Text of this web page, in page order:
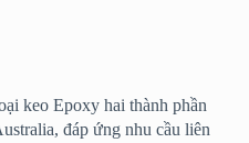
keo Epoxy hai thành phần
đáp ứng nhu cầu liên